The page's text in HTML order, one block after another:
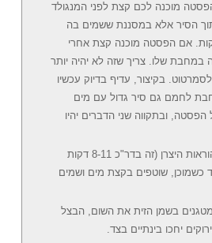
מוכנה לכם קצת לפני המנגולד
הסיר אלא במסננת ששמים בה
אם הפסטה מוכנה קצת אחרי
במחבת שלו. צריך שזה לא יהיה יותר
לסמרטוט. בקיצור, עדיף בדיוק עכשיו
לחמם גם סיר גדול עם מים
ובתקווה שני הדברים יהיו
את הפסטה מבשלים לפי הוראות היצרן (זה בדר"כ 8-11 דקות
כשמוכן, שוטפים בקצת מים ושמים
בשמן הזית את השום, הבצל
יחכו בינתיים בצד.